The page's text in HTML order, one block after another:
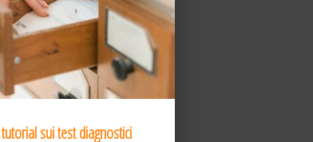
sui test diagnostici